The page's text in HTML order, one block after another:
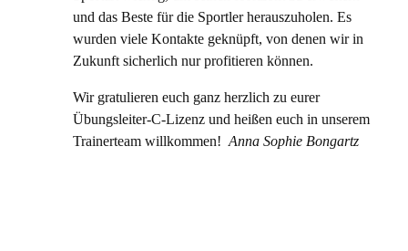
und das Beste für die Sportler herauszuholen. Es
wurden viele Kontakte geknüpft, von denen wir in
Zukunft sicherlich nur profitieren können.
Wir gratulieren euch ganz herzlich zu eurer
Übungsleiter-C-Lizenz und heißen euch in unserem
Trainerteam willkommen! Anna Sophie Bongartz